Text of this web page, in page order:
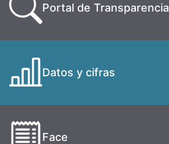
Portal de Transparencia
Datos y cifras
Face